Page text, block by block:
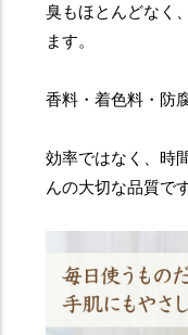
臭もほとんどなく
ます。
香料・着色料・防
効率ではなく、時
んの大切な品質です